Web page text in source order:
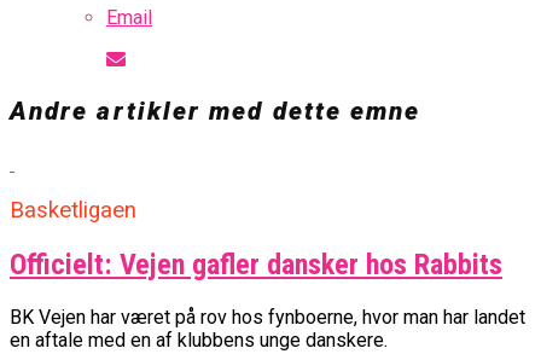
Email
Andre artikler med dette emne
Basketligaen
Officielt: Vejen gafler dansker hos Rabbits
BK Vejen har været på rov hos fynboerne, hvor man har landet
en aftale med en af klubbens unge danskere.